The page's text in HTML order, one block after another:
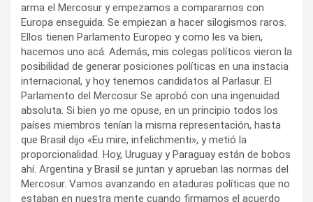
arma el Mercosur y empezamos a compararnos con
Europa enseguida. Se empiezan a hacer silogismos raros.
Ellos tienen Parlamento Europeo y como les va bien,
hacemos uno acá. Además, mis colegas políticos vieron la
posibilidad de generar posiciones políticas en una instacia
internacional, y hoy tenemos candidatos al Parlasur. El
Parlamento del Mercosur Se aprobó con una ingenuidad
absoluta. Si bien yo me opuse, en un principio todos los
países miembros tenían la misma representación, hasta
que Brasil dijo «Eu mire, infelichmenti», y metió la
proporcionalidad. Hoy, Uruguay y Paraguay están de bobos
ahí. Argentina y Brasil se juntan y aprueban las normas del
Mercosur. Vamos avanzando en ataduras políticas que no
estaban en nuestra mente cuando firmamos el acuerdo